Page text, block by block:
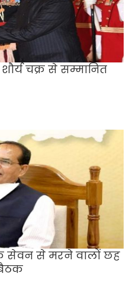
चक्र से सम्मानित
सेवन से मरने वालों छह